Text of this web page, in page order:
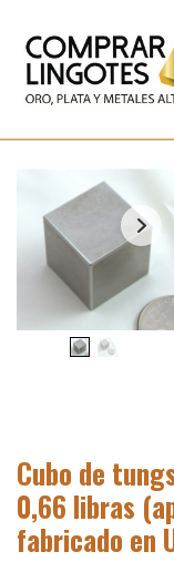
Cubo de
0,66 libras
fabricado en